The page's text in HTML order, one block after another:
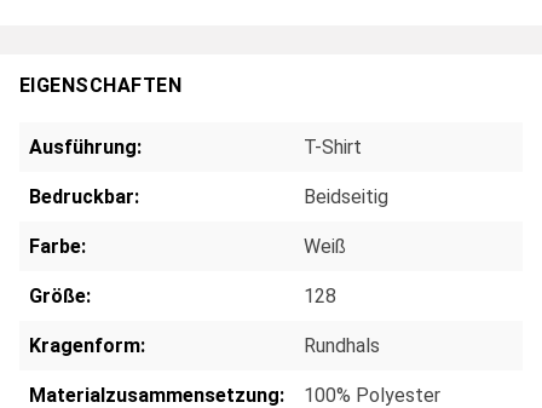
EIGENSCHAFTEN
Ausführung: T-Shirt
Bedruckbar: Beidseitig
Farbe: Weiß
Größe: 128
Kragenform: Rundhals
Materialzusammensetzung: 100% Polyester